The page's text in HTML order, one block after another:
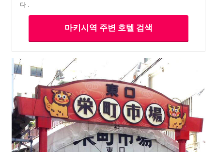
다 .
마키시역 주변 호텔 검색